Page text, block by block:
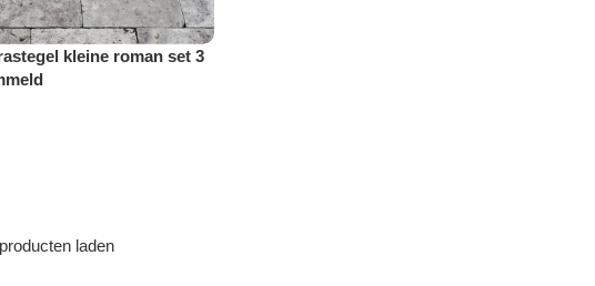
kleine roman set 3
laden